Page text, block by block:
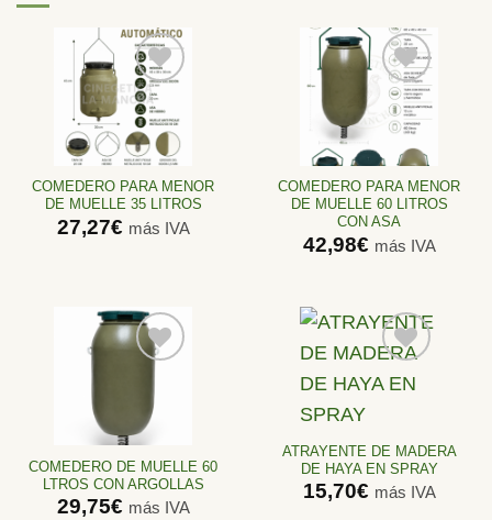
Añadir
a la
lista de
COMEDERO PARA MENOR
DE MUELLE 35 LITROS
27,27€ más IVA
Añadir
a la
lista de
COMEDERO PARA MENOR
DE MUELLE 60 LITROS
CON ASA
42,98€ más IVA
a la
lista de
COMEDERO DE MUELLE 60
LTROS CON ARGOLLAS
29,75€ más IVA
Añadir
deseos
ATRAYENTE DE MADERA
DE HAYA EN SPRAY
15,70€ más IVA